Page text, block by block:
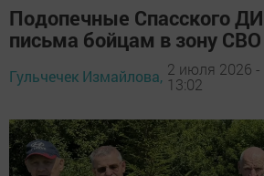
Подопечные Спасского
письма бойцам в зону СВО
Гульчечек Измайлова, 2 июля 2026 -
13:02